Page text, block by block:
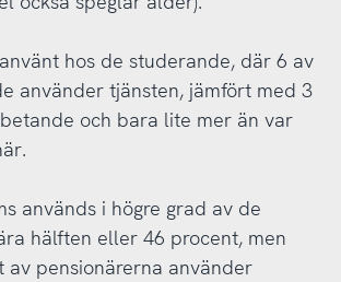
hos de studerande, där 6 av
använder tjänsten, jämfört med 3
och bara lite mer än var
används i högre grad av de
hälften eller 46 procent, men
av pensionärerna använder